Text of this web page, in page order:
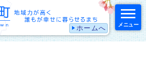
ホームへ メニュー